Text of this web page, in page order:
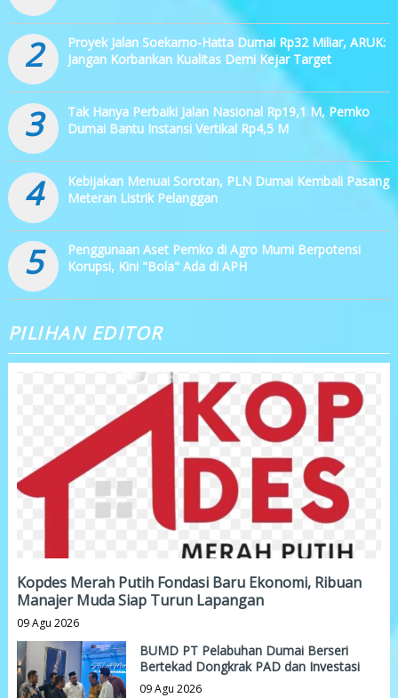
2
Proyek Jalan Soekarno-Hatta Dumai Rp32 Miliar, ARUK:
Jangan Korbankan Kualitas Demi Kejar Target
3
Tak Hanya Perbaiki Jalan Nasional Rp19,1 M, Pemko
Dumai Bantu Instansi Vertikal Rp4,5 M
4
Kebijakan Menuai Sorotan, PLN Dumai Kembali Pasang
Meteran Listrik Pelanggan
5
Penggunaan Aset Pemko di Agro Murni Berpotensi
Korupsi, Kini "Bola" Ada di APH
PILIHAN EDITOR
Kopdes Merah Putih Fondasi Baru Ekonomi, Ribuan
Manajer Muda Siap Turun Lapangan
09 Agu 2026
BUMD PT Pelabuhan Dumai Berseri
Bertekad Dongkrak PAD dan Investasi
09 Agu 2026